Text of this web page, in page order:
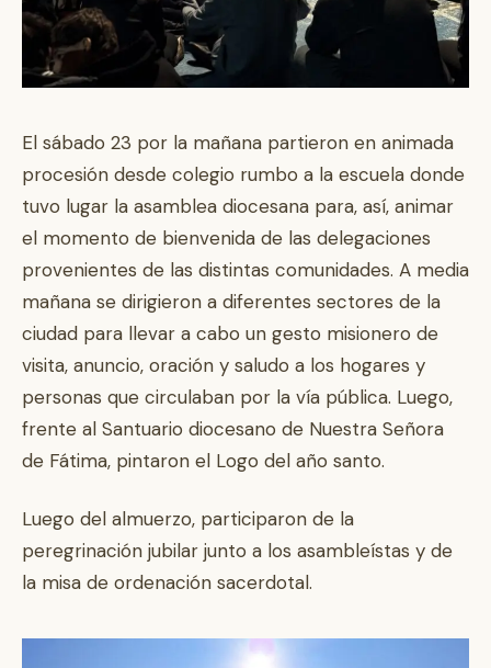
El sábado 23 por la mañana partieron en animada
procesión desde colegio rumbo a la escuela donde
tuvo lugar la asamblea diocesana para, así, animar
el momento de bienvenida de las delegaciones
provenientes de las distintas comunidades. A media
mañana se dirigieron a diferentes sectores de la
ciudad para llevar a cabo un gesto misionero de
visita, anuncio, oración y saludo a los hogares y
personas que circulaban por la vía pública. Luego,
frente al Santuario diocesano de Nuestra Señora
de Fátima, pintaron el Logo del año santo.
Luego del almuerzo, participaron de la
peregrinación jubilar junto a los asambleístas y de
la misa de ordenación sacerdotal.